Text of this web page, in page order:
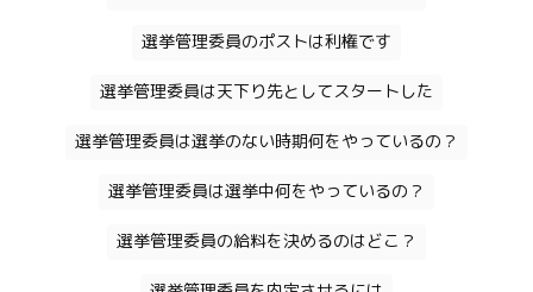
選挙管理委員のポストは利権です
選挙管理委員は天下り先としてスタートした
選挙管理委員は選挙のない時期何をやっているの？
選挙管理委員は選挙中何をやっているの？
選挙管理委員の給料を決めるのはどこ？